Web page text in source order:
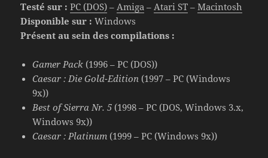
Testé sur : PC (DOS) –Amiga –Atari ST –Macintosh
Disponible sur : Windows
Présent au sein des compilations :
Gamer Pack (1996 – PC (DOS))
Caesar : Die Gold-Edition (1997 – PC (Windows
9x))
Best of Sierra Nr. 5 (1998 – PC (DOS, Windows 3.x,
Windows 9x))
Caesar : Platinum (1999 – PC (Windows 9x))